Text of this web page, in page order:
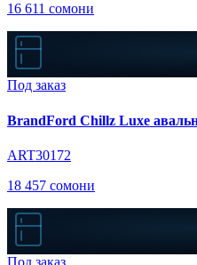
16 611 сомони
Под заказ
BrandFord Chillz Luxe
ART30172
18 457 сомони
Под заказ